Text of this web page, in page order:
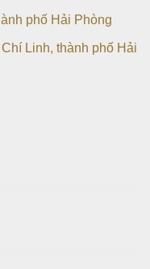
phố Hải Phòng
Linh, thành phố Hải